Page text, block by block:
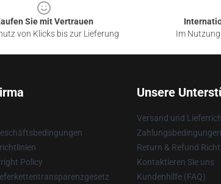
Sie mit Vertrauen
von Klicks bis zur Lieferung
Im
Policy
Unsere
Versand und
Zahlungsbedingungen
Return & Refund
Kontaktieren Sie uns
Kundenhilfe (FAQ)